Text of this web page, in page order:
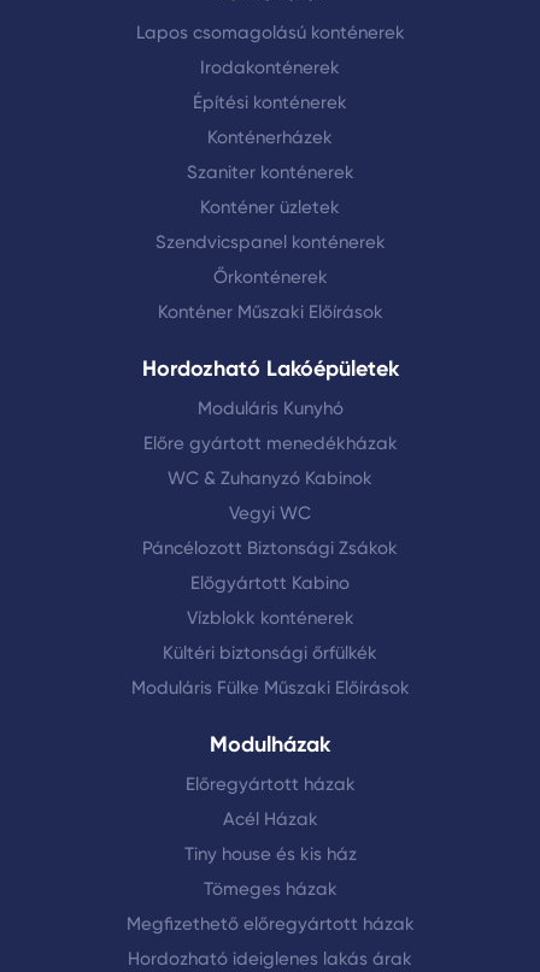
Lapos csomagolású konténerek
Irodakonténerek
Építési konténerek
Konténerházek
Szaniter konténerek
Konténer üzletek
Szendvicspanel konténerek
Őrkonténerek
Konténer Műszaki Előírások
Hordozható Lakóépületek
Moduláris Kunyhó
Előre gyártott menedékházak
WC & Zuhanyzó Kabinok
Vegyi WC
Páncélozott Biztonsági Zsákok
Előgyártott Kabino
Vízblokk konténerek
Kültéri biztonsági őrfülkék
Moduláris Fülke Műszaki Előírások
Modulházak
Előregyártott házak
Acél Házak
Tiny house és kis ház
Tömeges házak
Megfizethető előregyártott házak
Hordozható ideiglenes lakás árak